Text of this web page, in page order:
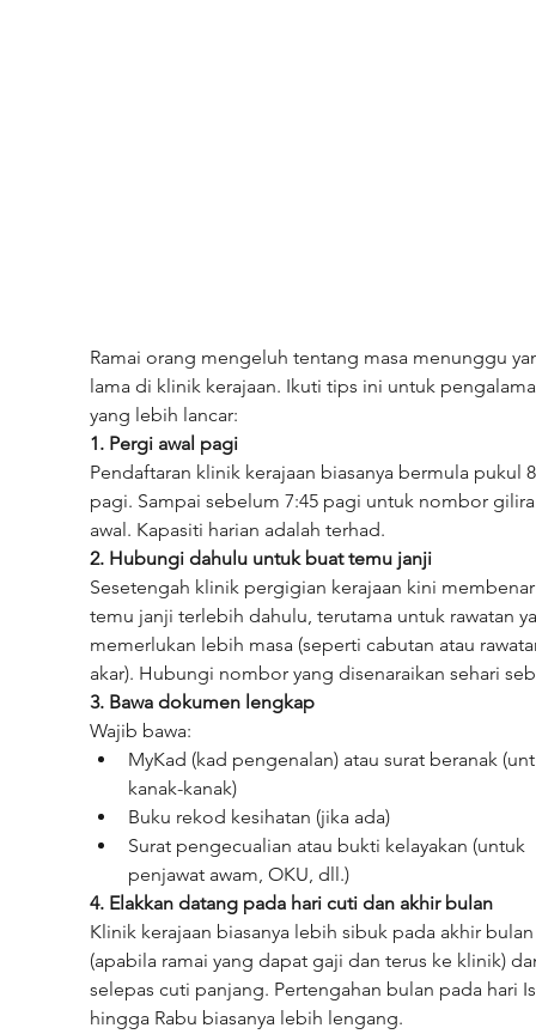
Ramai orang mengeluh tentang masa menunggu
lama di klinik kerajaan. Ikuti tips ini untuk
yang lebih lancar:
1. Pergi awal pagi
Pendaftaran klinik kerajaan biasanya bermula pukul
pagi. Sampai sebelum 7:45 pagi untuk nombor
awal. Kapasiti harian adalah terhad.
2. Hubungi dahulu untuk buat temu janji
Sesetengah klinik pergigian kerajaan kini
temu janji terlebih dahulu, terutama untuk rawatan
memerlukan lebih masa (seperti cabutan atau
akar). Hubungi nombor yang disenaraikan sehari
3. Bawa dokumen lengkap
Wajib bawa:
MyKad (kad pengenalan) atau surat beranak
kanak-kanak)
Buku rekod kesihatan (jika ada)
Surat pengecualian atau bukti kelayakan (untuk
penjawat awam, OKU, dll.)
4. Elakkan datang pada hari cuti dan akhir bulan
Klinik kerajaan biasanya lebih sibuk pada akhir
(apabila ramai yang dapat gaji dan terus ke klinik)
selepas cuti panjang. Pertengahan bulan pada hari
hingga Rabu biasanya lebih lengang.